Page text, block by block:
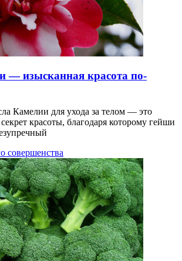
— изысканная красота по-
Камелии для ухода за телом — это
красоты, благодаря которому гейши
совершенства